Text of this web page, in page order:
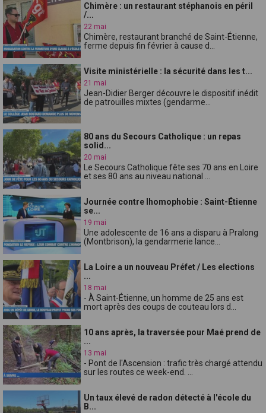
Chimère : un restaurant stéphanois en péril
/...
22 mai
Chimère, restaurant branché de Saint-Étienne,
ferme depuis fin février à cause d...
Visite ministérielle : la sécurité dans les t...
21 mai
Jean-Didier Berger découvre le dispositif inédit
de patrouilles mixtes (gendarme...
80 ans du Secours Catholique : un repas
solid...
20 mai
Le Secours Catholique fête ses 70 ans en Loire
et ses 80 ans au niveau national ...
Journée contre lhomophobie : Saint-Étienne
se...
19 mai
Une adolescente de 16 ans a disparu à Pralong
(Montbrison), la gendarmerie lance...
La Loire a un nouveau Préfet / Les elections
...
18 mai
- À Saint-Étienne, un homme de 25 ans est
mort après des coups de couteau lors d...
10 ans après, la traversée pour Maé prend de
...
13 mai
- Pont de l'Ascension : trafic très chargé attendu
sur les routes ce week-end. ...
Un taux élevé de radon détecté à l'école du
B...